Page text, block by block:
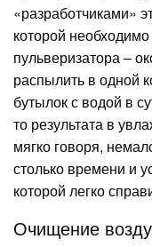
«разработчиками»
которой
пульверизатора –
распылить в одной
бутылок с водой в
то результата в
мягко говоря,
столько времени и
которой легко
Очищение